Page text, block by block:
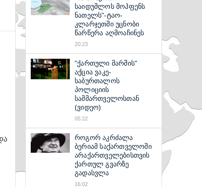
საიდუმლოს მოჰფენს
ნათელს"-ტაო-
კლარჯეთში უცნობი
წარწერა აღმოაჩინეს
20:23
"ქართული მარშის"
აქცია ვაკე-
საბურთალოს
პოლიციის
სამმართველოსთან
(ვიდეო)
05:22
როგორ აკრძალა
ბერიამ საქართველოში
არაქართველებისთვის
ქართულ გვარზე
გადასვლა
16:02